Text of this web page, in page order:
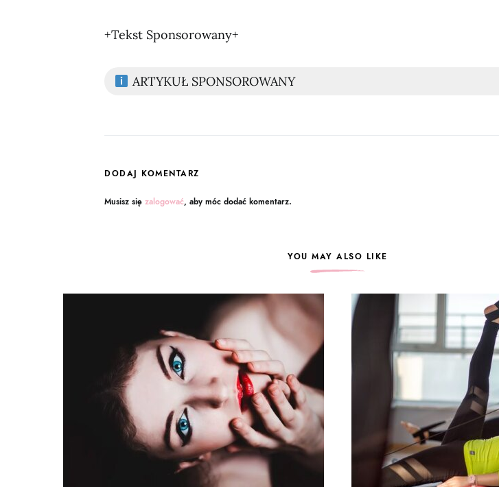
+Tekst Sponsorowany+
ARTYKUŁ SPONSOROWANY
DODAJ KOMENTARZ
Musisz się zalogować, aby móc dodać komentarz.
YOU MAY ALSO LIKE